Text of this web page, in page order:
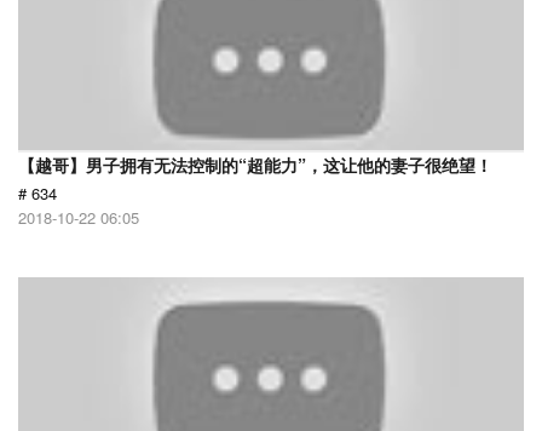
【越哥】男子拥有无法控制的“超能力”，这让他的妻子很绝望！
# 634
2018-10-22 06:05